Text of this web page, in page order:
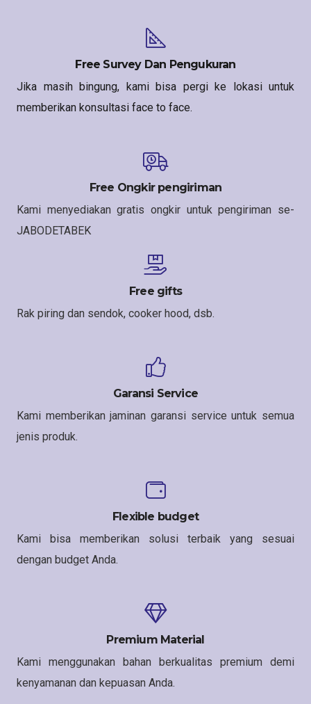
Free Survey Dan Pengukuran
Jika masih bingung, kami bisa pergi ke lokasi untuk
memberikan konsultasi face to face.
Free Ongkir pengiriman
Kami menyediakan gratis ongkir untuk pengiriman se-
JABODETABEK
Free gifts
Rak piring dan sendok, cooker hood, dsb.
Garansi Service
Kami memberikan jaminan garansi service untuk semua
jenis produk.
Flexible budget
Kami bisa memberikan solusi terbaik yang sesuai
dengan budget Anda.
Premium Material
Kami menggunakan bahan berkualitas premium demi
kenyamanan dan kepuasan Anda.